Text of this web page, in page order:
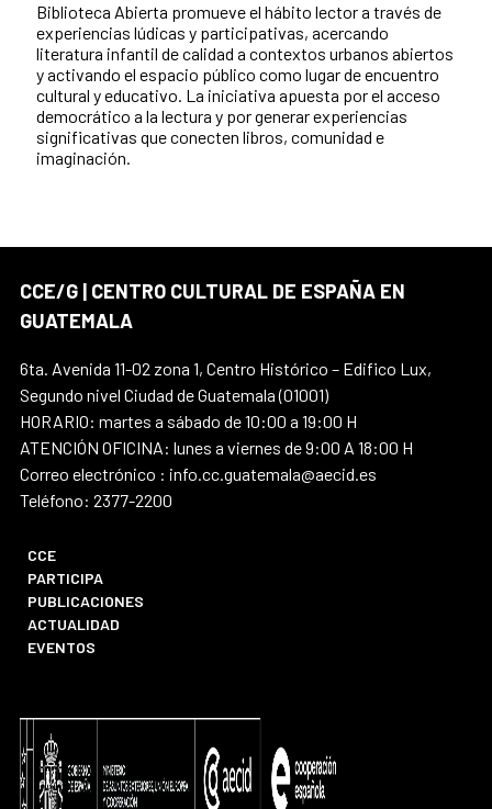
Biblioteca Abierta promueve el hábito lector a través de
experiencias lúdicas y participativas, acercando
literatura infantil de calidad a contextos urbanos abiertos
y activando el espacio público como lugar de encuentro
cultural y educativo. La iniciativa apuesta por el acceso
democrático a la lectura y por generar experiencias
significativas que conecten libros, comunidad e
imaginación.
CCE/G | CENTRO CULTURAL DE ESPAÑA EN
GUATEMALA
6ta. Avenida 11-02 zona 1, Centro Histórico – Edifico Lux,
Segundo nivel Ciudad de Guatemala (01001)
HORARIO: martes a sábado de 10:00 a 19:00 H
ATENCIÓN OFICINA: lunes a viernes de 9:00 A 18:00 H
Correo electrónico : info.cc.guatemala@aecid.es
Teléfono: 2377-2200
CCE
PARTICIPA
PUBLICACIONES
ACTUALIDAD
EVENTOS